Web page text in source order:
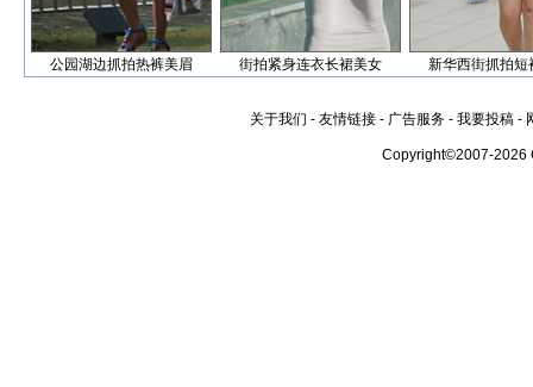
公园湖边抓拍热裤美眉 街拍紧身连衣长裙美女 新华西街抓拍短
关于我们 - 友情链接 - 广告服务 - 我要投稿 -
Copyright©2007-2026